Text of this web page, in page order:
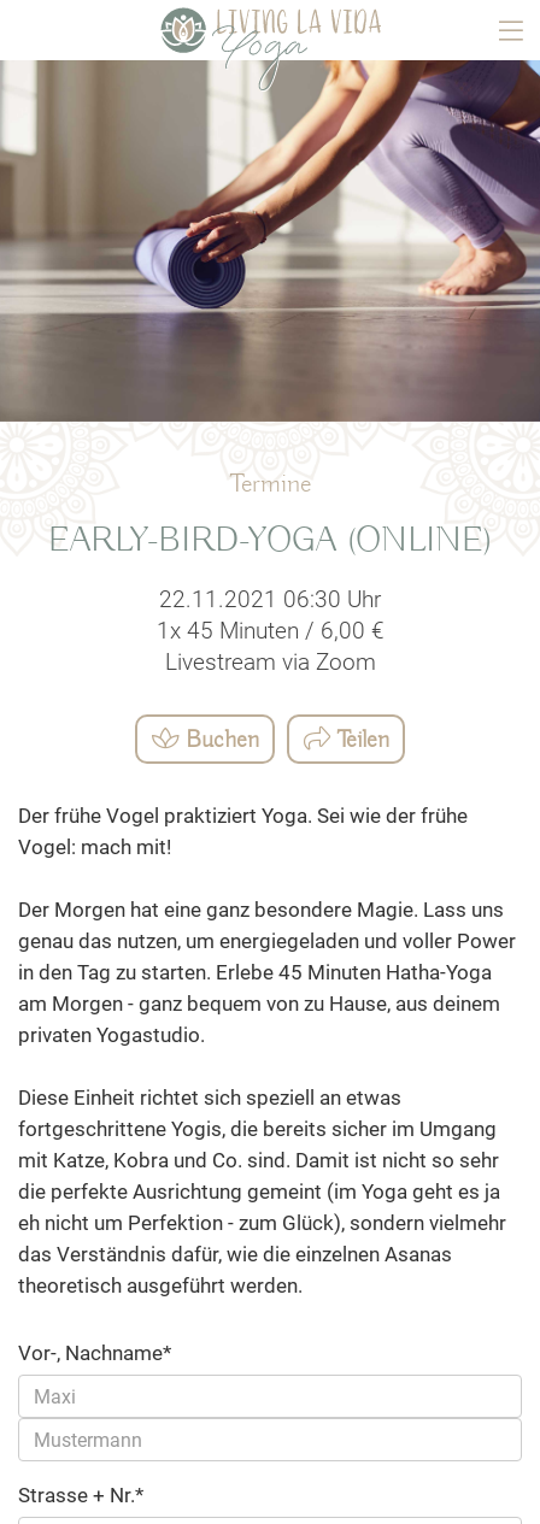
Termine
EARLY-BIRD-YOGA (ONLINE)
22.11.2021 06:30 Uhr
1x 45 Minuten / 6,00 €
Livestream via Zoom
Buchen Teilen
Der frühe Vogel praktiziert Yoga. Sei wie der frühe
Vogel: mach mit!
Der Morgen hat eine ganz besondere Magie. Lass uns
genau das nutzen, um energiegeladen und voller Power
in den Tag zu starten. Erlebe 45 Minuten Hatha-Yoga
am Morgen - ganz bequem von zu Hause, aus deinem
privaten Yogastudio.
Diese Einheit richtet sich speziell an etwas
fortgeschrittene Yogis, die bereits sicher im Umgang
mit Katze, Kobra und Co. sind. Damit ist nicht so sehr
die perfekte Ausrichtung gemeint (im Yoga geht es ja
eh nicht um Perfektion - zum Glück), sondern vielmehr
das Verständnis dafür, wie die einzelnen Asanas
theoretisch ausgeführt werden.
Vor-, Nachname*
Strasse + Nr.*